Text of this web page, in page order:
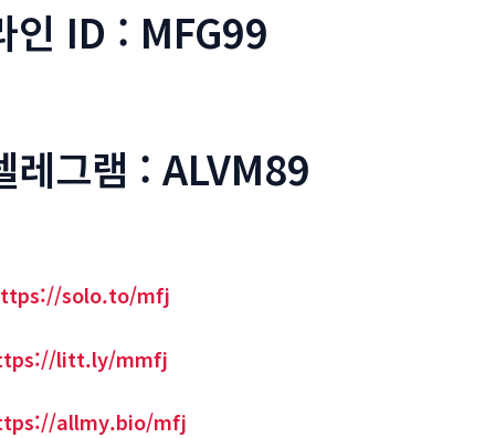
인 ID : MFG99
레그램 : ALVM89
solo.to/mfj
litt.ly/mmfj
allmy.bio/mfj